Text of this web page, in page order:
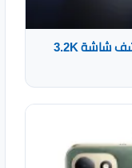
تسريبات Xiaomi Pad 9 وPad 9 Pro تكشف شاشة 3.2K